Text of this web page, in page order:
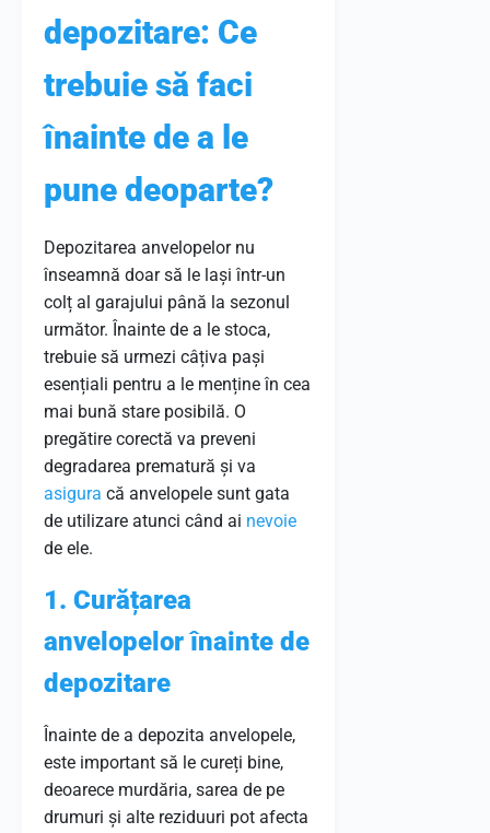
depozitare: Ce
trebuie să faci
înainte de a le
pune deoparte?
Depozitarea anvelopelor nu
înseamnă doar să le lași într-un
colț al garajului până la sezonul
următor. Înainte de a le stoca,
trebuie să urmezi câțiva pași
esențiali pentru a le menține în cea
mai bună stare posibilă. O
pregătire corectă va preveni
degradarea prematură și va
asigura că anvelopele sunt gata
de utilizare atunci când ai nevoie
de ele.
1. Curățarea
anvelopelor înainte de
depozitare
Înainte de a depozita anvelopele,
este important să le cureți bine,
deoarece murdăria, sarea de pe
drumuri și alte reziduuri pot afecta